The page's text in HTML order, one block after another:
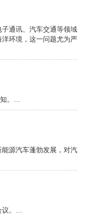
通讯、汽车交通等领域
环境，这一问题尤为严
。…
源汽车蓬勃发展，对汽
。…